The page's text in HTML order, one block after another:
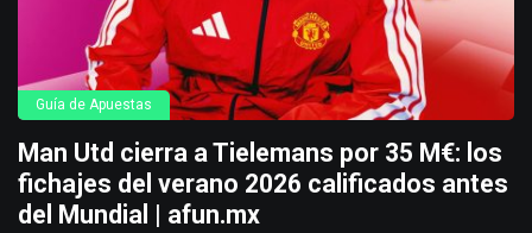
Guía de Apuestas
Man Utd cierra a Tielemans por 35 M€: los
fichajes del verano 2026 calificados antes
del Mundial | afun.mx